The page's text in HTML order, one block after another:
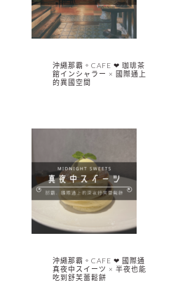
沖繩那霸。CAFE ❤︎ 珈琲茶
館インシャラー × 國際通上
的異國空間
沖繩那霸。CAFE ❤︎ 國際通
真夜中スイーツ × 半夜也能
吃到舒芙蕾鬆餅